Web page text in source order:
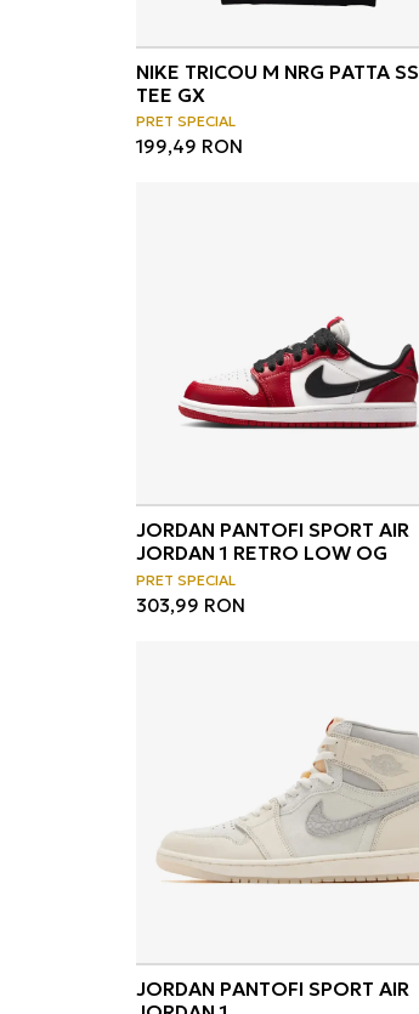
NIKE TRICOU M NRG PATTA SS
TEE GX
PRET SPECIAL
199,49 RON
JORDAN PANTOFI SPORT AIR
JORDAN 1 RETRO LOW OG
PRET SPECIAL
303,99 RON
JORDAN PANTOFI SPORT AIR